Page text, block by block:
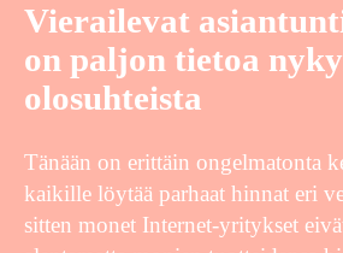
Vierailevat
on paljon tietoa
olosuhteista
Tänään on erittäin ongelmatonta
kaikille löytää parhaat hinnat eri
sitten monet Internet-yritykset